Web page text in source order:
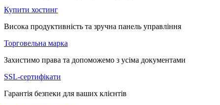
Купити хостинг
Висока продуктивність та зручна панель управління
Торговельна марка
Захистимо права та допоможемо з усіма документами
SSL-сертифікати
Гарантія безпеки для ваших клієнтів